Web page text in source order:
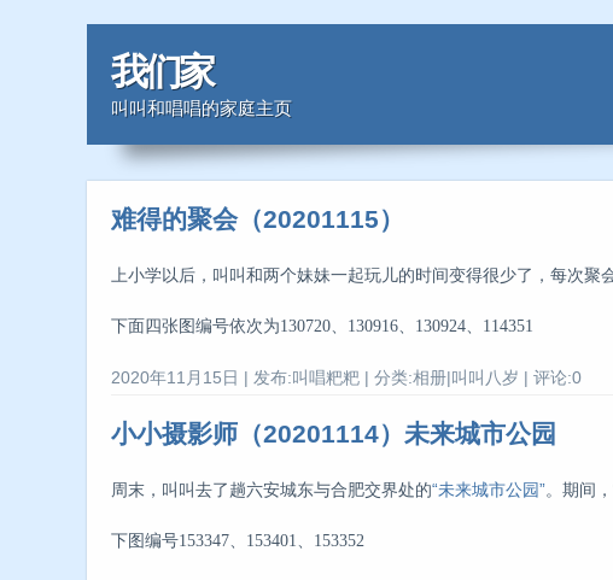
我们家
叫叫和唱唱的家庭主页
难得的聚会（20201115）
上小学以后，叫叫和两个妹妹一起玩儿的时间变得很少了，每次
下面四张图编号依次为130720、130916、130924、114351
2020年11月15日 | 发布:叫唱粑粑 | 分类:相册|叫叫八岁 | 评论:0
小小摄影师（20201114）未来城市公园
周末，叫叫去了趟六安城东与合肥交界处的“未来城市公园”。期间
下图编号153347、153401、153352